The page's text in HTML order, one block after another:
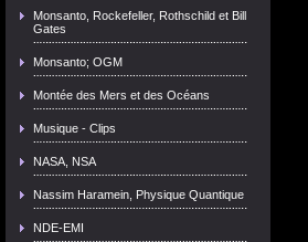
Monsanto, Rockefeller, Rothschild et Bill
Gates
Monsanto; OGM
Montée des Mers et des Océans
Musique - Clips
NASA, NSA
Nassim Haramein, Physique Quantique
NDE-EMI